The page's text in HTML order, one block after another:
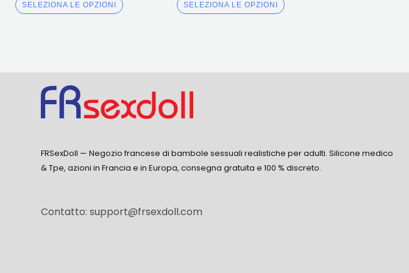
3.50
fuori da
SELEZIONA LE OPZIONI
5.00
fuori da 5
SELEZIONA LE OPZIONI
FRSexDoll — Negozio francese di bambole sessuali realistiche per adulti. Silicone medico
& Tpe, azioni in Francia e in Europa, consegna gratuita e 100 % discreto.
Contatto:support@frsexdoll.com